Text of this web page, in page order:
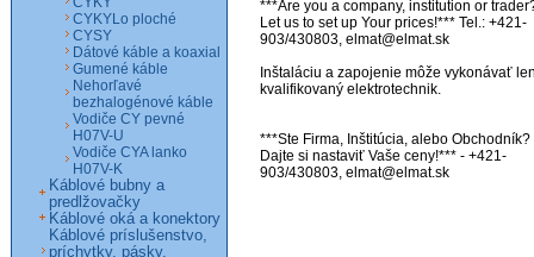
***Are you a company, institution or
Let us to set up Your prices!*** Tel.: +421-
903/430803, elmat@elmat.sk
Inštaláciu a zapojenie môže vykonávať
kvalifikovaný elektrotechnik.
***Ste Firma, Inštitúcia, alebo Obchodník?
Dajte si nastaviť Vaše ceny!*** - +421-
903/430803, elmat@elmat.sk
CYKYLo ploché
CYSY
Dátové káble a koaxial
Gumené káble
Nehorľavé
bezhalogénové káble
Vodiče CY pevné
H07V-U
Vodiče CYA lanko
H07V-K
Káblové bubny a
predlžovačky
Káblové oká a konektory
Káblové príslušenstvo,
príchytky, pásky,